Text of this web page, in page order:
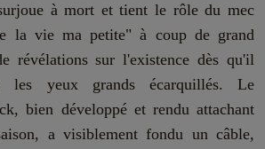
à mort et tient le rôle du mec
la vie ma petite" à coup de grand
révélations sur l'existence dès qu'il
les yeux grands écarquillés. Le
bien développé et rendu attachant
a visiblement fondu un câble,